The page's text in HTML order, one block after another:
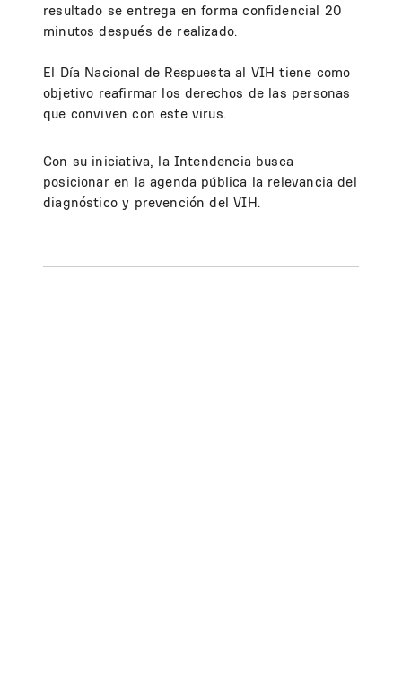
resultado se entrega en forma confidencial 20
minutos después de realizado.
El Día Nacional de Respuesta al VIH tiene como
objetivo reafirmar los derechos de las personas
que conviven con este virus.
Con su iniciativa, la Intendencia busca
posicionar en la agenda pública la relevancia del
diagnóstico y prevención del VIH.